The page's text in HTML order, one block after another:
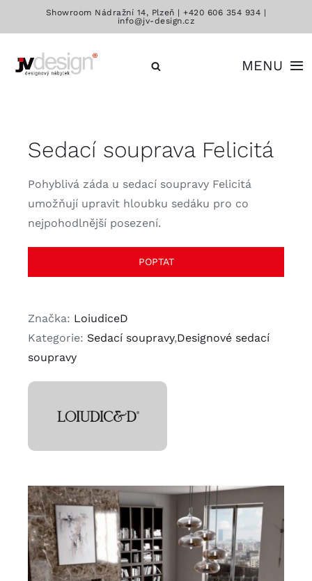
PřeskočitShowroom Nádražní 14, Plzeň |+420 606 354 934 |
info@jv-design.cz
MENU
Značky
Sedací souprava Felicitá
Pohyblivá záda u sedací soupravy Felicitá
umožňují upravit hloubku sedáku pro co
nejpohodlnější posezení.
POPTAT
Značka: LoiudiceD
Kategorie: Sedací soupravy,Designové sedací
soupravy